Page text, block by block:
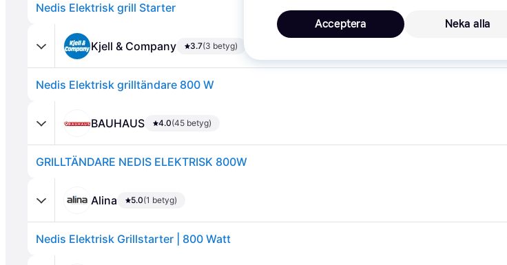
Nedis Elektrisk grill Starter
Kjell & Company 3.7(3 betyg)
Nedis Elektrisk grilltändare 800 W
BAUHAUS 4.0(45 betyg)
GRILLTÄNDARE NEDIS ELEKTRISK 800W
Alina 5.0(1 betyg)
Nedis Elektrisk Grillstarter | 800 Watt
Neka alla
Acceptera